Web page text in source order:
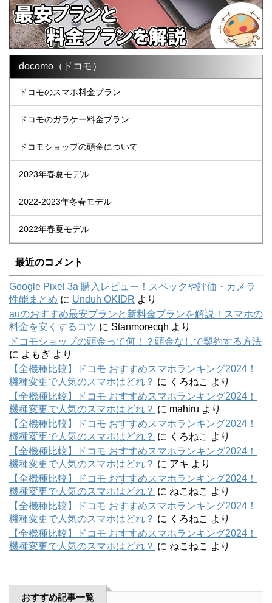
docomo（ドコモ）
ドコモのスマホ料金プラン
ドコモのガラケー料金プラン
ドコモショップの頭金について
2023年春夏モデル
2022-2023年冬春モデル
2022年春夏モデル
最近のコメント
Google Pixel 3a 購入レビュー！スペックや評価・カメラ
性能まとめ に Unduh OKIDR より
auのおすすめ最安プランと新料金プランを解説！スマホの
料金を安くするコツ に Stanmorecqh より
ドコモショップの頭金って何！？頭金なしで契約する方法
に よもぎ より
【全機種比較】ドコモ おすすめスマホランキング2024！
機種変更で人気のスマホはどれ？ に くろねこ より
【全機種比較】ドコモ おすすめスマホランキング2024！
機種変更で人気のスマホはどれ？ に mahiru より
【全機種比較】ドコモ おすすめスマホランキング2024！
機種変更で人気のスマホはどれ？ に くろねこ より
【全機種比較】ドコモ おすすめスマホランキング2024！
機種変更で人気のスマホはどれ？ に アキ より
【全機種比較】ドコモ おすすめスマホランキング2024！
機種変更で人気のスマホはどれ？ に ねこねこ より
【全機種比較】ドコモ おすすめスマホランキング2024！
機種変更で人気のスマホはどれ？ に くろねこ より
【全機種比較】ドコモ おすすめスマホランキング2024！
機種変更で人気のスマホはどれ？ に ねこねこ より
おすすめ記事一覧